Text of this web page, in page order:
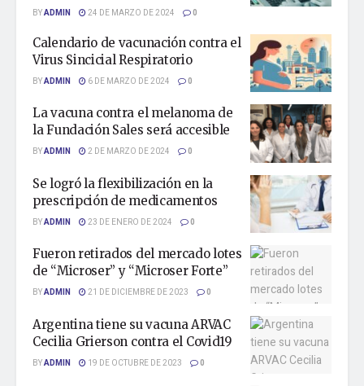
BYADMIN 24 DE MARZO DE 2024 0
Calendario de vacunación contra el
Virus Sincicial Respiratorio
BYADMIN 6 DE MARZO DE 2024 0
La vacuna contra el melanoma de
la Fundación Sales será accesible
BYADMIN 2 DE MARZO DE 2024 0
Se logró la flexibilización en la
prescripción de medicamentos
BYADMIN 23 DE ENERO DE 2024 0
Fueron retirados del mercado lotes
de “Microser” y “Microser Forte”
BYADMIN 21 DE DICIEMBRE DE 2023 0
Argentina tiene su vacuna ARVAC
Cecilia Grierson contra el Covid19
BYADMIN 19 DE OCTUBRE DE 2023 0